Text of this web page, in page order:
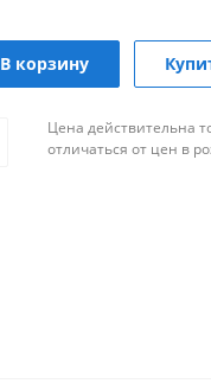
В корзину
Цена действительна
отличаться от цен в